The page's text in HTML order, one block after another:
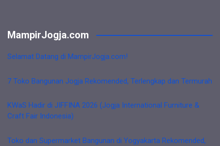
MampirJogja.com
Selamat Datang di MampirJogja.com!
7 Toko Bangunan Jogja Rekomended, Terlengkap dan Termurah
KWaS Hadir di JIFFINA 2026 (Jogja International Furniture &
Craft Fair Indonesia)
Toko dan Supermarket Bangunan di Yogyakarta Rekomended,